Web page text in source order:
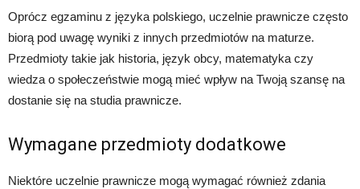
Oprócz egzaminu z języka polskiego, uczelnie prawnicze często
biorą pod uwagę wyniki z innych przedmiotów na maturze.
Przedmioty takie jak historia, język obcy, matematyka czy
wiedza o społeczeństwie mogą mieć wpływ na Twoją szansę na
dostanie się na studia prawnicze.
Wymagane przedmioty dodatkowe
Niektóre uczelnie prawnicze mogą wymagać również zdania